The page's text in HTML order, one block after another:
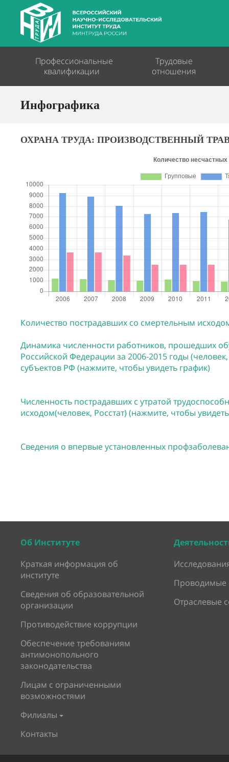
Профессиональные
квалификации
Трудовые
отношения
Инфографика
ОХРАНА ТРУДА: ПРОИЗВОДСТВЕННЫЙ
Количество пострадавших со смертельным
Динамика численности работников, прошедших
Российской Федерации за 2006-2015 годы
субъектов РФ (нажмите, чтобы увидеть график)
Численность пострадавших с утратой
исходом(человек, Росстат) (нажмите, чтобы
Сведения о впервые установленных
Об Институте
Краткая информация об
институте
Сведения об образовательной
организации
Противодействие коррупции
Обеспечение требованиям
антимонопольного
законодательства
Лицам с ограниченными
возможностями
Филиалы
Контакты
Проводимые
Отраслевые